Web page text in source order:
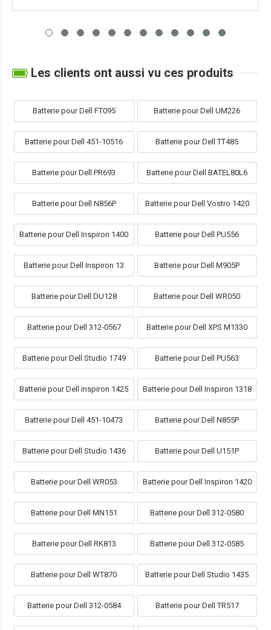
Les clients ont aussi vu ces produits
Batterie pour Dell FT095 Batterie pour Dell UM226
Batterie pour Dell 451-10516 Batterie pour Dell TT485
Batterie pour Dell PR693 Batterie pour Dell BATEL80L6
Batterie pour Dell N856P Batterie pour Dell Vostro 1420
Batterie pour Dell Inspiron 1400 Batterie pour Dell PU556
Batterie pour Dell Inspiron 13 Batterie pour Dell M905P
Batterie pour Dell DU128 Batterie pour Dell WR050
Batterie pour Dell 312-0567 Batterie pour Dell XPS M1330
Batterie pour Dell Studio 1749 Batterie pour Dell PU563
Batterie pour Dell inspiron 1425 Batterie pour Dell Inspiron 1318
Batterie pour Dell 451-10473 Batterie pour Dell N855P
Batterie pour Dell Studio 1436 Batterie pour Dell U151P
Batterie pour Dell WR053 Batterie pour Dell Inspiron 1420
Batterie pour Dell MN151 Batterie pour Dell 312-0580
Batterie pour Dell RK813 Batterie pour Dell 312-0585
Batterie pour Dell WT870 Batterie pour Dell Studio 1435
Batterie pour Dell 312-0584 Batterie pour Dell TR517